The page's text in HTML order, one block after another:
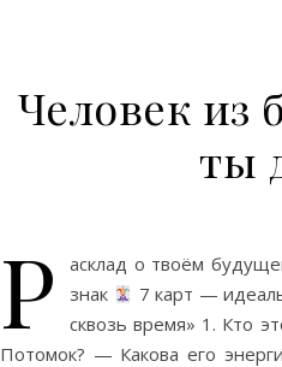
Человек из
ты
Р
асклад о твоём
знак
7 карт —
сквозь время» 1. Кто
Потомок? — Какова его